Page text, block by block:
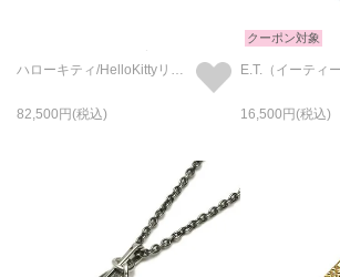
ハローキティ/HelloKittyリボンネックレス-K10イエローゴールド サンリオコラボ
82,500
クーポン対象
16,500